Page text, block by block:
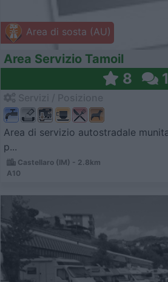
Area di sosta (AU)
Area Servizio Tamoil
8 1
Area di servizio autostradale
p...
Castellaro (IM) - 2.8km
A10